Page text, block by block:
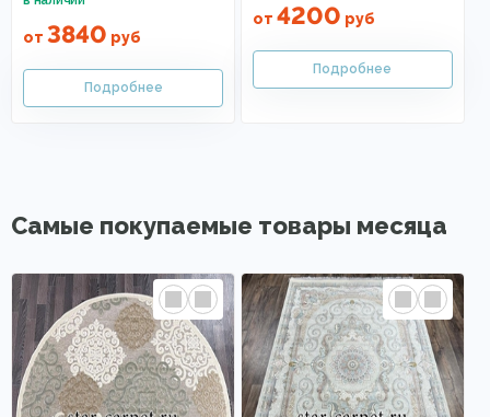
от 3840 руб
от 4200 руб
Самые покупаемые товары месяца